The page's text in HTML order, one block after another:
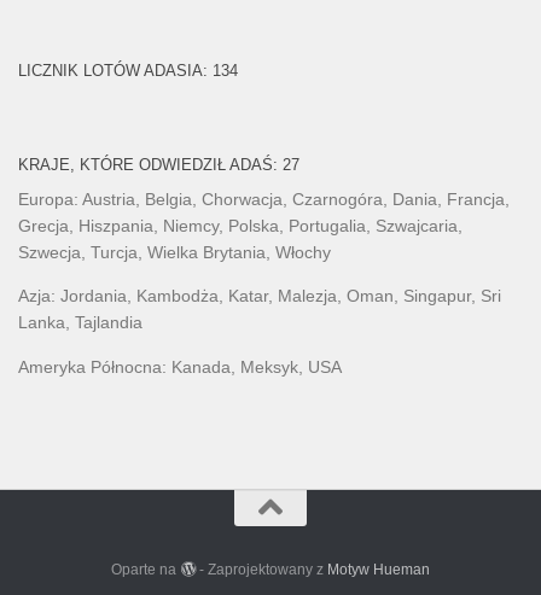
LICZNIK LOTÓW ADASIA: 134
KRAJE, KTÓRE ODWIEDZIŁ ADAŚ: 27
Europa: Austria, Belgia, Chorwacja, Czarnogóra, Dania, Francja,
Grecja, Hiszpania, Niemcy, Polska, Portugalia, Szwajcaria,
Szwecja, Turcja, Wielka Brytania, Włochy
Azja: Jordania, Kambodża, Katar, Malezja, Oman, Singapur, Sri
Lanka, Tajlandia
Ameryka Północna: Kanada, Meksyk, USA
Oparte na - Zaprojektowany z Motyw Hueman